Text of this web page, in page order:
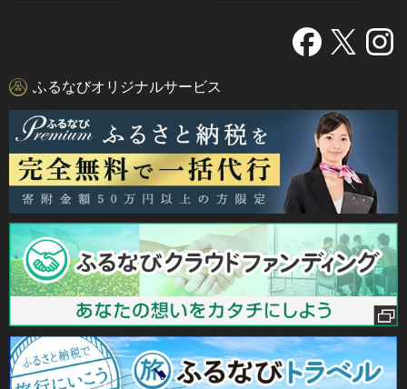
ふるなびオリジナルサービス